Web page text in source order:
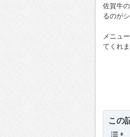
佐賀牛
るのが
メニュ
てくれ
この